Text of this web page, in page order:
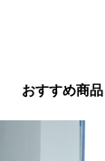
おすすめ商品